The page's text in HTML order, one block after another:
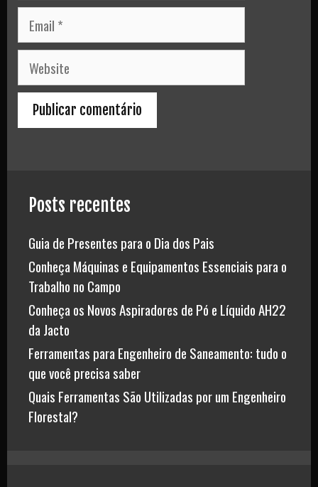
Email
Website
Posts recentes
Guia de Presentes para o Dia dos Pais
Conheça Máquinas e Equipamentos Essenciais para o
Trabalho no Campo
Conheça os Novos Aspiradores de Pó e Líquido AH22
da Jacto
Ferramentas para Engenheiro de Saneamento: tudo o
que você precisa saber
Quais Ferramentas São Utilizadas por um Engenheiro
Florestal?